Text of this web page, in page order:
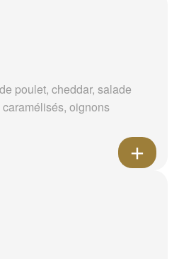
poulet, cheddar, salade
oignons